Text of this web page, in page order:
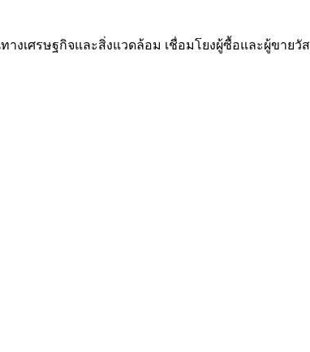
งเศรษฐกิจและสิ่งแวดล้อม เชื่อมโยงผู้ซื้อและผู้ขา